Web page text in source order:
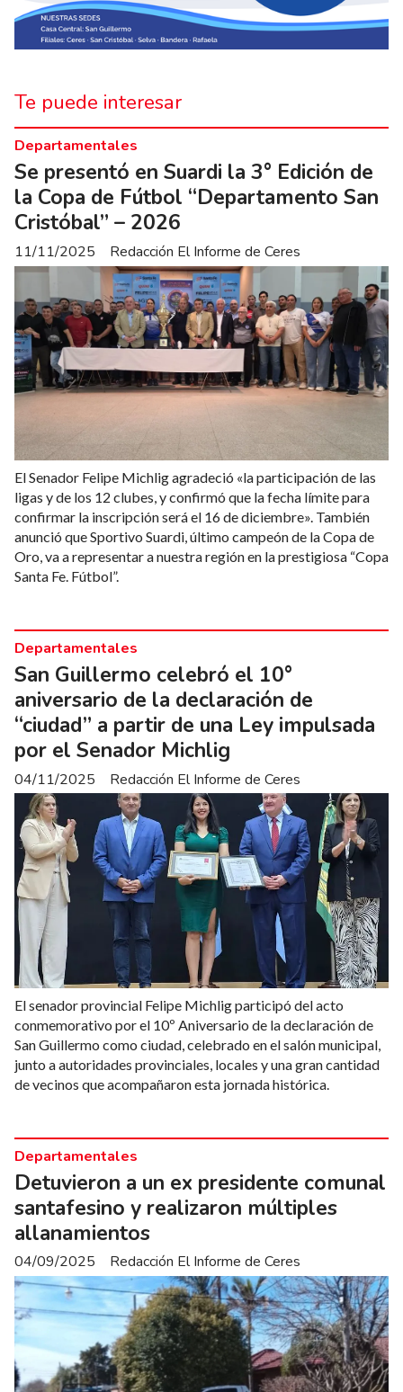
Te puede interesar
Se presentó en Suardi la 3° Edición de
la Copa de Fútbol “Departamento San
Cristóbal” – 2026
Redacción El Informe de Ceres
Departamentales
11/11/2025
El Senador Felipe Michlig agradeció «la participación de las
ligas y de los 12 clubes, y confirmó que la fecha límite para
confirmar la inscripción será el 16 de diciembre». También
anunció que Sportivo Suardi, último campeón de la Copa de
Oro, va a representar a nuestra región en la prestigiosa “Copa
Santa Fe. Fútbol”.
San Guillermo celebró el 10°
aniversario de la declaración de
“ciudad” a partir de una Ley impulsada
por el Senador Michlig
Redacción El Informe de Ceres
Departamentales
04/11/2025
El senador provincial Felipe Michlig participó del acto
conmemorativo por el 10º Aniversario de la declaración de
San Guillermo como ciudad, celebrado en el salón municipal,
junto a autoridades provinciales, locales y una gran cantidad
de vecinos que acompañaron esta jornada histórica.
Detuvieron a un ex presidente comunal
santafesino y realizaron múltiples
allanamientos
Redacción El Informe de Ceres
Departamentales
04/09/2025